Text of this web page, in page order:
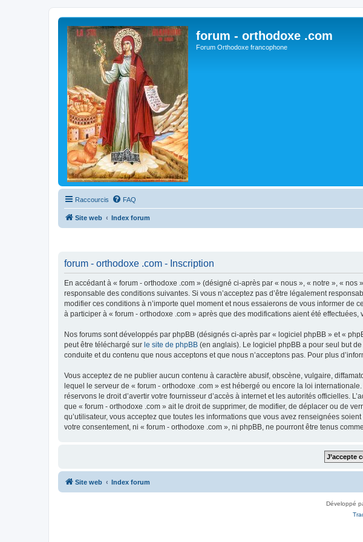
forum - orthodoxe .com
Forum Orthodoxe francophone
Raccourcis FAQ
Site web Index forum
forum - orthodoxe .com - Inscription
En accédant à « forum - orthodoxe .com » (désigné ci-après par « nous », « notre », «
responsable des conditions suivantes. Si vous n’acceptez pas d’être légalement
modifier ces conditions à n’importe quel moment et nous essaierons de vous informer
à participer à « forum - orthodoxe .com » après que des modifications aient été
Nos forums sont développés par phpBB (désignés ci-après par « logiciel phpBB » et «
peut être téléchargé sur le site de phpBB (en anglais). Le logiciel phpBB a pour seul but
conduite et du contenu que nous acceptons et que nous n’acceptons pas. Pour plus
Vous acceptez de ne publier aucun contenu à caractère abusif, obscène, vulgaire,
lequel le serveur de « forum - orthodoxe .com » est hébergé ou encore la loi
réservons le droit d’avertir votre fournisseur d’accès à internet et les autorités officielles.
que « forum - orthodoxe .com » ait le droit de supprimer, de modifier, de déplacer ou de
qu’utilisateur, vous acceptez que toutes les informations que vous avez renseignées
votre consentement, ni « forum - orthodoxe .com », ni phpBB, ne pourront être tenus
Site web Index forum
Développé